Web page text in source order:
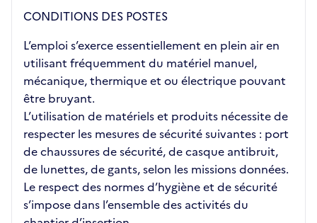
CONDITIONS DES POSTES
L’emploi s’exerce essentiellement en plein air en
utilisant fréquemment du matériel manuel,
mécanique, thermique et ou électrique pouvant
être bruyant.
L’utilisation de matériels et produits nécessite de
respecter les mesures de sécurité suivantes : port
de chaussures de sécurité, de casque antibruit,
de lunettes, de gants, selon les missions données.
Le respect des normes d’hygiène et de sécurité
s’impose dans l’ensemble des activités du